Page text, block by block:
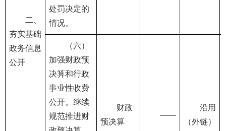
二、
夯实基础
政务信息
公开
处罚决定的
情况。
（六）
加强财政预
决算和行政
事业性收费
公开。继续
规范推进财
财政
预决算
——
沿用
（外链）